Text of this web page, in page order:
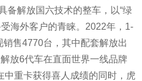
备解放国六技术的整车，以“绿
海外客户的青睐。2022年，1-
售4770台，其中配套解放出
放6代车在直面世界一线品牌
中重卡获得喜人成绩的同时，虎